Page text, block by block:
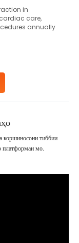
in
care,
annually
and
коршиносони тиббии
платформаи мо.